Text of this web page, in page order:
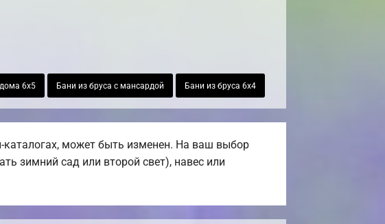
6х5 Бани из бруса с мансардой Бани из бруса 6х4
может быть изменен. На ваш выбор
зимний сад или второй свет), навес или